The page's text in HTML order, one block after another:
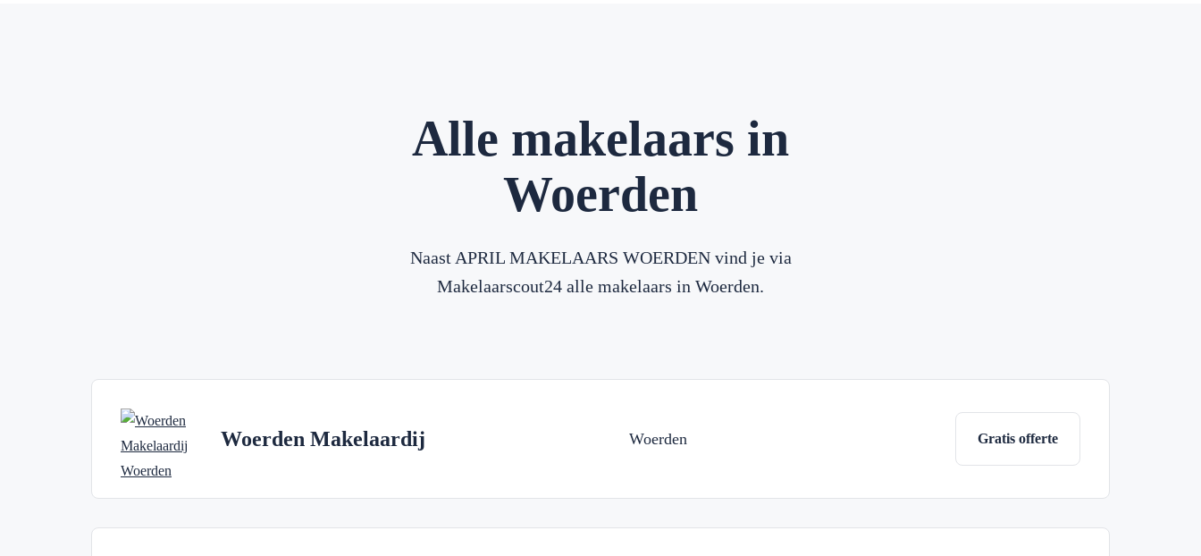
Alle makelaars in
Woerden
Naast APRIL MAKELAARS WOERDEN vind je via
Makelaarscout24 alle makelaars in Woerden.
Woerden Makelaardij Woerden Gratis offerte